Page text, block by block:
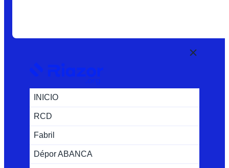
INICIO
RCD
Fabril
Dépor ABANCA